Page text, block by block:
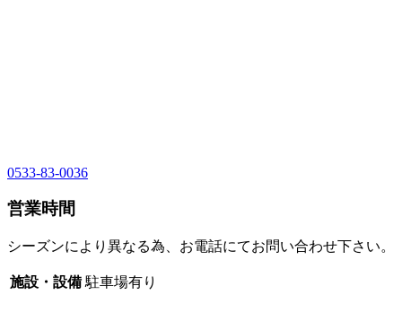
0533-83-0036
営業時間
シーズンにより異なる為、お電話にてお問い合わせ下さい。
施設・設備 駐車場有り